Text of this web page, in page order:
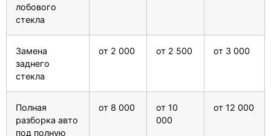
лобового
стекла
Замена
заднего
стекла
от 2 000 от 2 500 от 3 000
Полная
разборка авто
под полную
от 8 000
от 10
000
от 12 000